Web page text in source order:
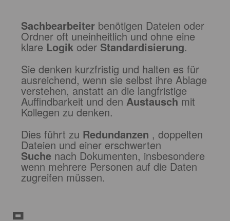
Sachbearbeiter benötigen Dateien oder
Ordner oft uneinheitlich und ohne eine
klare Logik oder Standardisierung.
Sie denken kurzfristig und halten es für
ausreichend, wenn sie selbst ihre Ablage
verstehen, anstatt an die langfristige
Auffindbarkeit und den Austauschmit
Kollegen zu denken.
Dies führt zu Redundanzen , doppelten
Dateien und einer erschwerten
Suche nach Dokumenten, insbesondere
wenn mehrere Personen auf die Daten
zugreifen müssen.